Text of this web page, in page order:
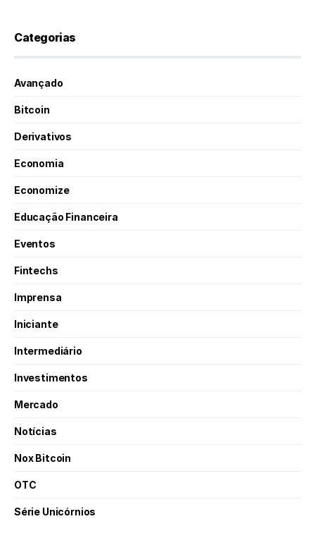
Categorias
Avançado
Bitcoin
Derivativos
Economia
Economize
Educação Financeira
Eventos
Fintechs
Imprensa
Iniciante
Intermediário
Investimentos
Mercado
Notícias
Nox Bitcoin
OTC
Série Unicórnios